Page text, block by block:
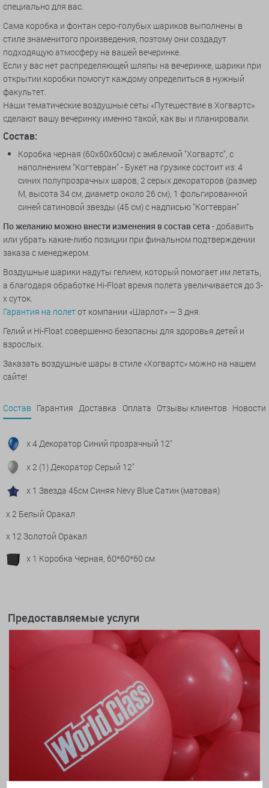
специально для вас.
Сама коробка и фонтан серо-голубых шариков выполнены в
стиле знаменитого произведения, поэтому они создадут
подходящую атмосферу на вашей вечеринке.
Если у вас нет распределяющей шляпы на вечеринке, шарики при
открытии коробки помогут каждому определиться в нужный
факультет.
Наши тематические воздушные сеты «Путешествие в Хогвартс»
сделают вашу вечеринку именно такой, как вы и планировали.
Состав:
Коробка черная (60х60х60см) с эмблемой "Хогвартс", с
наполнением "Когтевран" - Букет на грузике состоит из: 4
синих полупрозрачных шаров, 2 серых декораторов (размер
М, высота 34 см, диаметр около 26 см), 1 фольгированной
синей сатиновой звезды (45 см) с надписью "Когтевран"
По желанию можно внести изменения в состав сета - добавить
или убрать какие-либо позиции при финальном подтверждении
заказа с менеджером.
Воздушные шарики надуты гелием, который помогает им летать,
а благодаря обработке Hi-Float время полета увеличивается до 3-
х суток.
Гарантия на полетот компании «Шарлот» — 3 дня.
Гелий и Hi-Float совершенно безопасны для здоровья детей и
взрослых.
Заказать воздушные шары в стиле «Хогвартс» можно на нашем
сайте!
Состав Гарантия Доставка Оплата Отзывы клиентов Новости
x 4 Декоратор Синий прозрачный 12"
x 2 (1) Декоратор Серый 12"
x 1 Звезда 45см Синяя Nevy Blue Сатин (матовая)
x 2 Белый Оракал
x 12 Золотой Оракал
x 1 Коробка Черная, 60*60*60 см
Предоставляемые услуги